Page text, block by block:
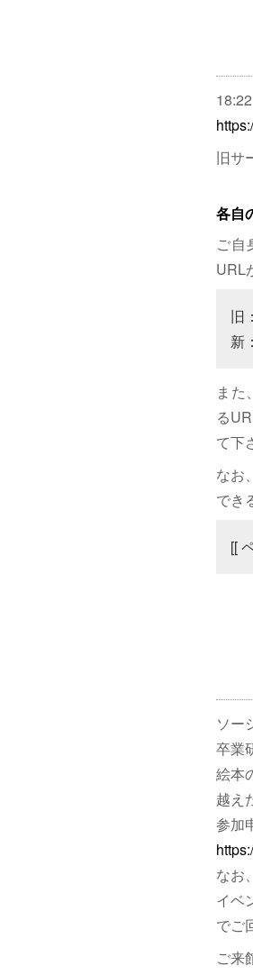
旧サ
各自
ご自
URL
旧
新
また
る
て下
なお
でき
[[
ソー
卒業
絵本
越え
参加
なお
イベ
でご
ご来